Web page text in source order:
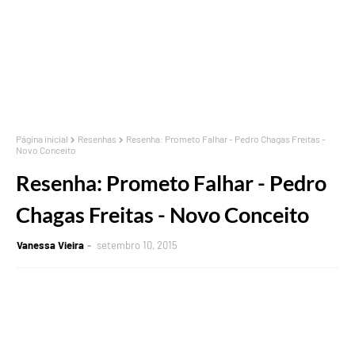
Página inicial Resenhas
Resenha: Prometo Falhar - Pedro Chagas Freitas -
Novo Conceito
Resenha: Prometo Falhar - Pedro
Chagas Freitas - Novo Conceito
Vanessa Vieira setembro 10, 2015